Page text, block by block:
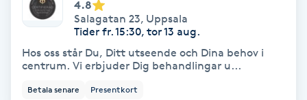
Fransk manikyr
Fransrengöring
4.8
Salagatan 23, Uppsala
Tider fr. 15:30, tor 13 aug.
Hos oss står Du, Ditt utseende och Dina behov i
centrum. Vi erbjuder Dig behandlingar u...
Betala senare Presentkort